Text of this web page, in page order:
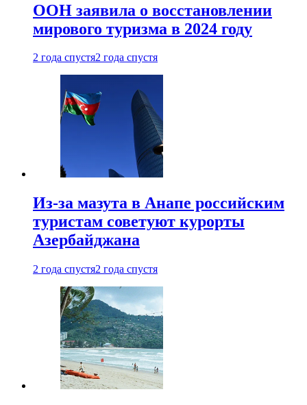
ООН заявила о восстановлении
мирового туризма в 2024 году
2 года спустя2 года спустя
Из-за мазута в Анапе российским
туристам советуют курорты
Азербайджана
2 года спустя2 года спустя